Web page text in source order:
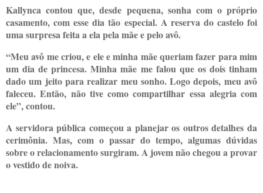
Kallynca contou que, desde pequena, sonha com o próprio
casamento, com esse dia tão especial. A reserva do castelo foi
uma surpresa feita a ela pela mãe e pelo avô.
“Meu avô me criou, e ele e minha mãe queriam fazer para mim
um dia de princesa. Minha mãe me falou que os dois tinham
dado um jeito para realizar meu sonho. Logo depois, meu avô
faleceu. Então, não tive como compartilhar essa alegria com
ele”, contou.
A servidora pública começou a planejar os outros detalhes da
cerimônia. Mas, com o passar do tempo, algumas dúvidas
sobre o relacionamento surgiram. A jovem não chegou a provar
o vestido de noiva.